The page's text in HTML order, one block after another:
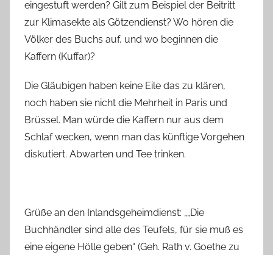
eingestuft werden? Gilt zum Beispiel der Beitritt
zur Klimasekte als Götzendienst? Wo hören die
Völker des Buchs auf, und wo beginnen die
Kaffern (Kuffar)?
Die Gläubigen haben keine Eile das zu klären,
noch haben sie nicht die Mehrheit in Paris und
Brüssel. Man würde die Kaffern nur aus dem
Schlaf wecken, wenn man das künftige Vorgehen
diskutiert. Abwarten und Tee trinken.
Grüße an den Inlandsgeheimdienst: „„Die
Buchhändler sind alle des Teufels, für sie muß es
eine eigene Hölle geben“ (Geh. Rath v. Goethe zu